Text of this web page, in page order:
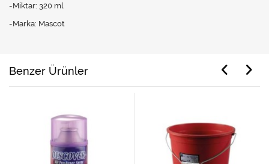
-Miktar: 320 ml
-Marka: Mascot
Benzer Ürünler